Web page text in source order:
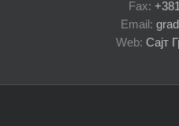
Fax:
Email:
Web: Сајт